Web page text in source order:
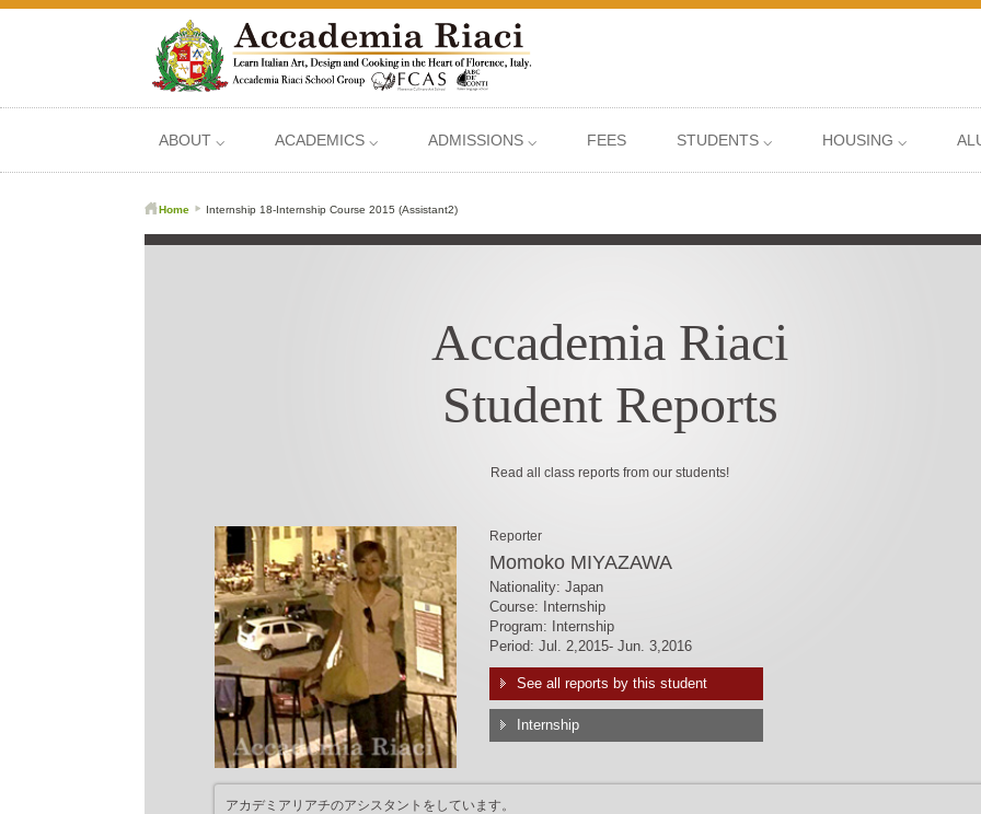
ABOUT ⌵ ACADEMICS ⌵ ADMISSIONS ⌵ FEES STUDENTS ⌵ HOUSING ⌵
Home Internship 18-Internship Course 2015 (Assistant2)
Accademia Riaci
Student Reports
Read all class reports from our students!
Reporter
Momoko MIYAZAWA
Nationality: Japan
Course: Internship
Program: Internship
Period: Jul. 2,2015- Jun. 3,2016
See all reports by this student
Internship
アカデミアリアチのアシスタントをしています。